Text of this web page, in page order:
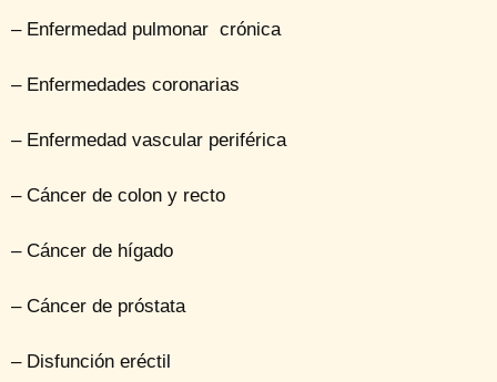
– Enfermedad pulmonar crónica
– Enfermedades coronarias
– Enfermedad vascular periférica
– Cáncer de colon y recto
– Cáncer de hígado
– Cáncer de próstata
– Disfunción eréctil